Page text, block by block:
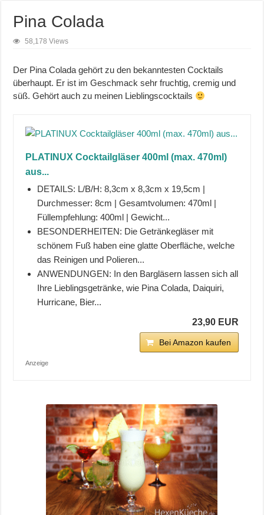
Pina Colada
58,178 Views
Der Pina Colada gehört zu den bekanntesten Cocktails
überhaupt. Er ist im Geschmack sehr fruchtig, cremig und
süß. Gehört auch zu meinen Lieblingscocktails
PLATINUX Cocktailgläser 400ml (max. 470ml)
aus...
DETAILS: L/B/H: 8,3cm x 8,3cm x 19,5cm |
Durchmesser: 8cm | Gesamtvolumen: 470ml |
Füllempfehlung: 400ml | Gewicht...
BESONDERHEITEN: Die Getränkegläser mit
schönem Fuß haben eine glatte Oberfläche, welche
das Reinigen und Polieren...
ANWENDUNGEN: In den Bargläsern lassen sich all
Ihre Lieblingsgetränke, wie Pina Colada, Daiquiri,
Hurricane, Bier...
23,90 EUR
Bei Amazon kaufen
Anzeige